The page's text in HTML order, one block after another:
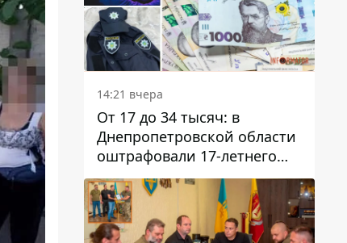
14:21 вчера
От 17 до 34 тысяч: в
Днепропетровской области
оштрафовали 17-летнего
парня за развлекательный
стрим в полицейской
форме